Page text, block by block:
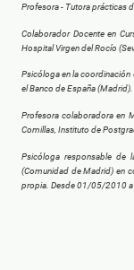
Profesora - Tutora prácticas
Colaborador Docente en
Hospital Virgen del Rocío
Psicóloga en la coordinación
el Banco de España
Profesora colaboradora en
Comillas, Instituto de
Psicóloga responsable de
(Comunidad de Madrid) en
propia. Desde 01/05/2010